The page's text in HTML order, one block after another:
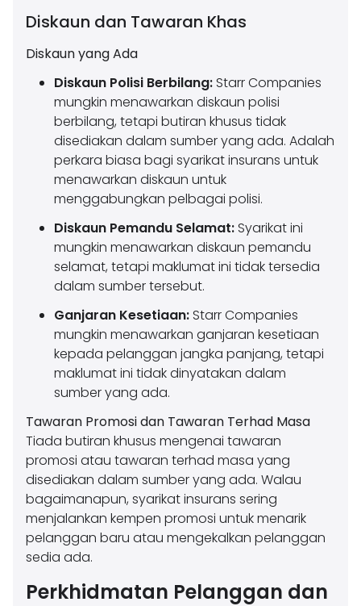
Diskaun dan Tawaran Khas
Diskaun yang Ada
Diskaun Polisi Berbilang: Starr Companies
mungkin menawarkan diskaun polisi
berbilang, tetapi butiran khusus tidak
disediakan dalam sumber yang ada. Adalah
perkara biasa bagi syarikat insurans untuk
menawarkan diskaun untuk
menggabungkan pelbagai polisi.
Diskaun Pemandu Selamat: Syarikat ini
mungkin menawarkan diskaun pemandu
selamat, tetapi maklumat ini tidak tersedia
dalam sumber tersebut.
Ganjaran Kesetiaan: Starr Companies
mungkin menawarkan ganjaran kesetiaan
kepada pelanggan jangka panjang, tetapi
maklumat ini tidak dinyatakan dalam
sumber yang ada.
Tawaran Promosi dan Tawaran Terhad Masa
Tiada butiran khusus mengenai tawaran
promosi atau tawaran terhad masa yang
disediakan dalam sumber yang ada. Walau
bagaimanapun, syarikat insurans sering
menjalankan kempen promosi untuk menarik
pelanggan baru atau mengekalkan pelanggan
sedia ada.
Perkhidmatan Pelanggan dan